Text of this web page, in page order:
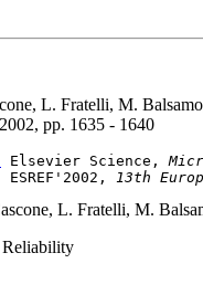
L. Fratelli, M.
pp. 1635 - 1640
Elsevier Science,
ESREF'2002,
13th
L. Fratelli, M.